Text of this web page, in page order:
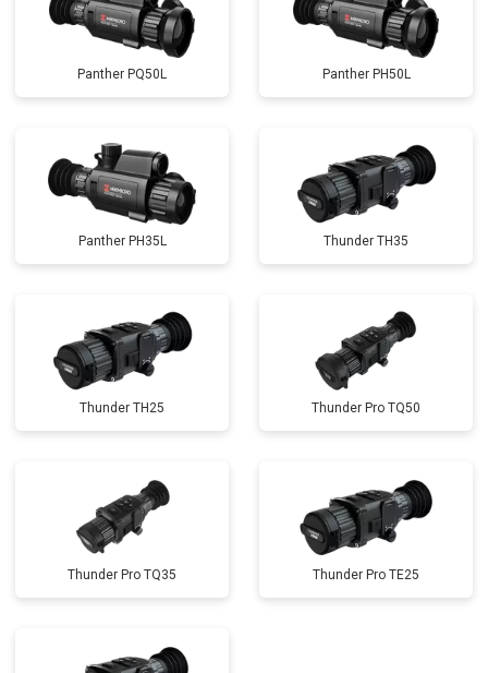
Panther PQ50L Panther PH50L
Panther PH35L Thunder TH35
Thunder TH25 Thunder Pro TQ50
Thunder Pro TQ35 Thunder Pro TE25